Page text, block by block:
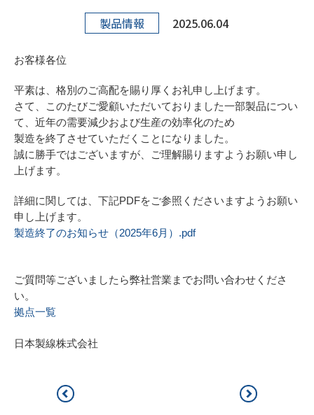
製品情報 2025.06.04
お客様各位
平素は、格別のご⾼配を賜り厚くお礼申し上げます。
さて、このたびご愛顧いただいておりました⼀部製品につい
て、近年の需要減少および⽣産の効率化のため
製造を終了させていただくことになりました。
誠に勝⼿ではございますが、ご理解賜りますようお願い申し
上げます。
詳細に関しては、下記PDFをご参照くださいますようお願い
申し上げます。
製造終了のお知らせ（2025年6月）.pdf
ご質問等ございましたら弊社営業までお問い合わせくださ
い。
拠点一覧
日本製線株式会社